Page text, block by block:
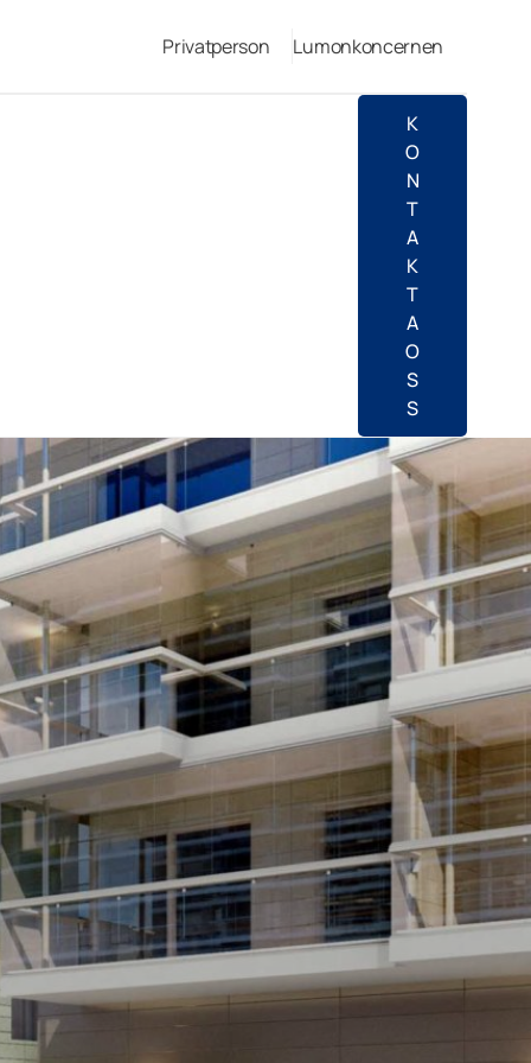
Privatperson Lumonkoncernen
K
O
N
T
A
K
T
A
O
S
S